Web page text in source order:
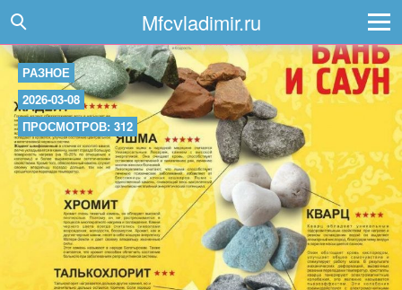
Mfcvladimir.ru
РАЗНОЕ
2026-03-08
ПРОСМОТРОВ: 312